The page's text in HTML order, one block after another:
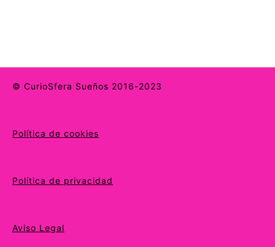
© CurioSfera Sueños 2016-2023
Política de cookies
Política de privacidad
Aviso Legal